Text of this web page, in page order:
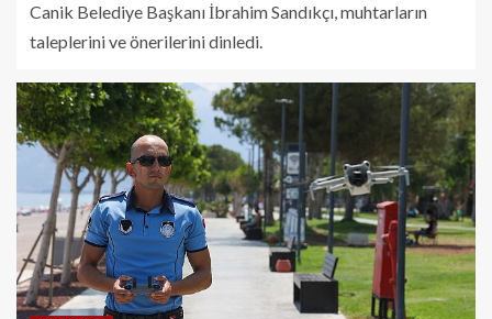
Canik Belediye Başkanı İbrahim Sandıkçı, muhtarların
taleplerini ve önerilerini dinledi.